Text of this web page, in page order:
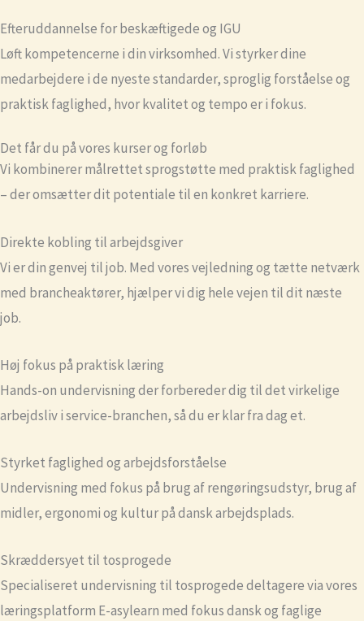
Efteruddannelse for beskæftigede og IGU
Løft kompetencerne i din virksomhed. Vi styrker dine
medarbejdere i de nyeste standarder, sproglig forståelse og
praktisk faglighed, hvor kvalitet og tempo er i fokus.
Det får du på vores kurser og forløb
Vi kombinerer målrettet sprogstøtte med praktisk faglighed
– der omsætter dit potentiale til en konkret karriere.
Direkte kobling til arbejdsgiver
Vi er din genvej til job. Med vores vejledning og tætte netværk
med brancheaktører, hjælper vi dig hele vejen til dit næste
job.
Høj fokus på praktisk læring
Hands-on undervisning der forbereder dig til det virkelige
arbejdsliv i service-branchen, så du er klar fra dag et.
Styrket faglighed og arbejdsforståelse
Undervisning med fokus på brug af rengøringsudstyr, brug af
midler, ergonomi og kultur på dansk arbejdsplads.
Skræddersyet til tosprogede
Specialiseret undervisning til tosprogede deltagere via vores
læringsplatform E-asylearn med fokus dansk og faglige